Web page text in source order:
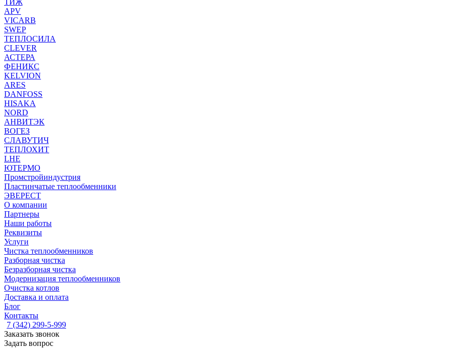
ТИЖ
APV
VICARB
SWEP
ТЕПЛОСИЛА
CLEVER
АСТЕРА
ФЕНИКС
KELVION
ARES
DANFOSS
HISAKA
NORD
АНВИТЭК
ВОГЕЗ
СЛАВУТИЧ
ТЕПЛОХИТ
LHE
ЮТЕРМО
Промстройиндустрия
Пластинчатые теплообменники
ЭВЕРЕСТ
О компании
Партнеры
Наши работы
Реквизиты
Услуги
Чистка теплообменников
Разборная чистка
Безразборная чистка
Модернизация теплообменников
Очистка котлов
Доставка и оплата
Блог
Контакты
7 (342) 299-5-999
Заказать звонок
Задать вопрос